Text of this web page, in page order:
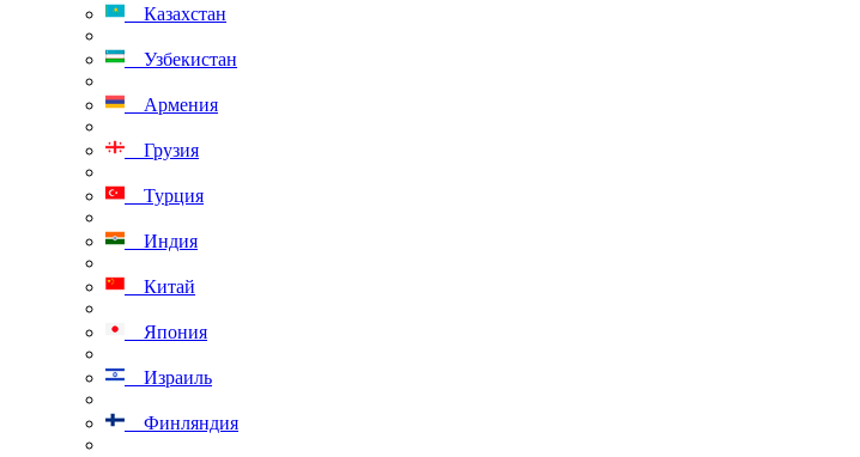
Казахстан
Узбекистан
Армения
Грузия
Турция
Индия
Китай
Япония
Израиль
Финляндия